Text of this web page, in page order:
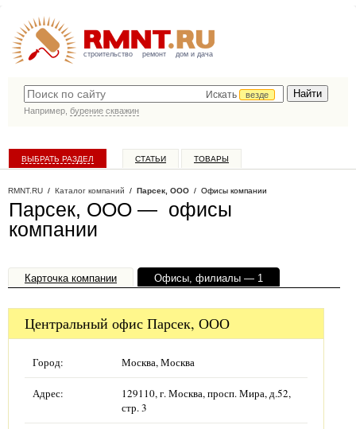
строительство ремонт дом и дача
Искать
везде
Например, бурение скважин
ВЫБРАТЬ РАЗДЕЛ СТАТЬИ ТОВАРЫ
RMNT.RU / Каталог компаний / Парсек, ООО / Офисы компании
Парсек, ООО — офисы
компании
Карточка компании Офисы, филиалы — 1
Центральный офис Парсек, ООО
Город: Москва, Москва
Адрес:
129110, г. Москва, просп. Мира, д.52,
стр. 3